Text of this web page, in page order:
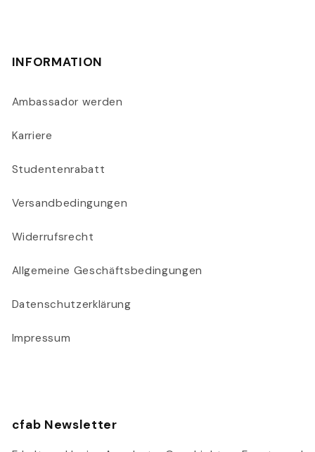
INFORMATION
Ambassador werden
Karriere
Studentenrabatt
Versandbedingungen
Widerrufsrecht
Allgemeine Geschäftsbedingungen
Datenschutzerklärung
Impressum
cfab Newsletter